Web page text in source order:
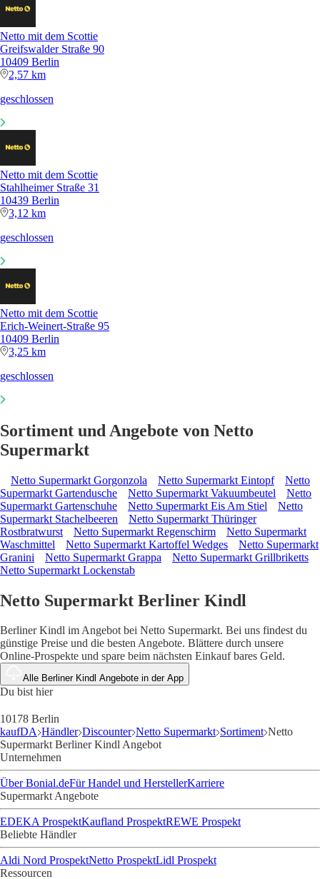
Netto mit dem Scottie
Greifswalder Straße 90
10409 Berlin
2,57 km
geschlossen
Netto mit dem Scottie
Stahlheimer Straße 31
10439 Berlin
3,12 km
geschlossen
Netto mit dem Scottie
Erich-Weinert-Straße 95
10409 Berlin
3,25 km
geschlossen
Sortiment und Angebote von Netto
Supermarkt
Netto Supermarkt Gorgonzola Netto Supermarkt Eintopf
Netto
Supermarkt Gartendusche
Netto Supermarkt Vakuumbeutel
Netto
Supermarkt Gartenschuhe
Netto Supermarkt Eis Am Stiel
Netto
Supermarkt Stachelbeeren
Netto Supermarkt Thüringer
Rostbratwurst
Netto Supermarkt Regenschirm
Netto Supermarkt
Waschmittel
Netto Supermarkt Kartoffel Wedges
Netto Supermarkt
Granini
Netto Supermarkt Grappa
Netto Supermarkt Grillbriketts
Netto Supermarkt Lockenstab
Netto Supermarkt Berliner Kindl
Berliner Kindl im Angebot bei Netto Supermarkt. Bei uns findest du
günstige Preise und die besten Angebote. Blättere durch unsere
Online-Prospekte und spare beim nächsten Einkauf bares Geld.
Alle Berliner Kindl Angebote in der App
Du bist hier
10178 Berlin
kaufDA Händler Discounter Netto Supermarkt Sortiment Netto
Supermarkt Berliner Kindl Angebot
Unternehmen
Über Bonial.deFür Handel und HerstellerKarriere
Supermarkt Angebote
EDEKA ProspektKaufland ProspektREWE Prospekt
Beliebte Händler
Aldi Nord ProspektNetto ProspektLidl Prospekt
Ressourcen